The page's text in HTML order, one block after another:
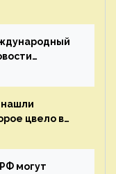
— новости
цвело в
могут